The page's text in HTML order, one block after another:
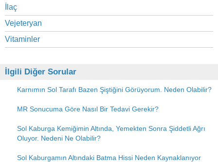
İlaç
Vejeteryan
Vitaminler
İlgili Diğer Sorular
Karnımın Sol Tarafı Bazen Şiştiğini Görüyorum. Neden Olabilir?
MR Sonucuma Göre Nasıl Bir Tedavi Gerekir?
Sol Kaburga Kemiğimin Altında, Yemekten Sonra Şiddetli Ağrı
Oluyor. Nedeni Ne Olabilir?
Sol Kaburgamın Altındaki Batma Hissi Neden Kaynaklanıyor